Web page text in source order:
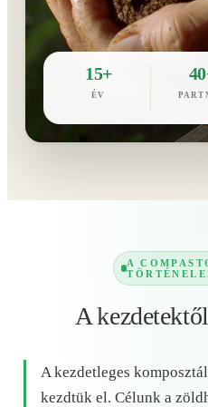
15+
ÉV
A
A
A kezdetleges
kezdtük el. Célunk a